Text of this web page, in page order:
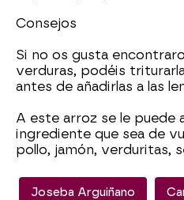
Consejos
Si no os gusta
verduras, podéis
antes de añadirlas a las
A este arroz se le puede
ingrediente que sea de
pollo, jamón, verduritas,
Joseba Arguiñano